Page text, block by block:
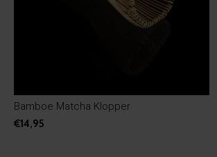
Bamboe Matcha Klopper
€14,95